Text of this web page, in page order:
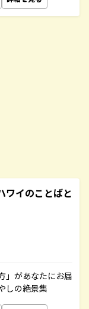
ワイのことばと
」があなたにお届
しの絶景集